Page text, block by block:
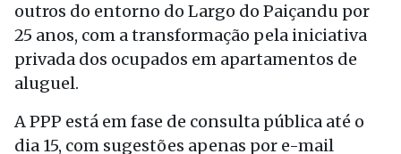
outros do entorno do Largo do Paiçandu por
25 anos, com a transformação pela iniciativa
privada dos ocupados em apartamentos de
aluguel.
A PPP está em fase de consulta pública até o
dia 15, com sugestões apenas por e-mail